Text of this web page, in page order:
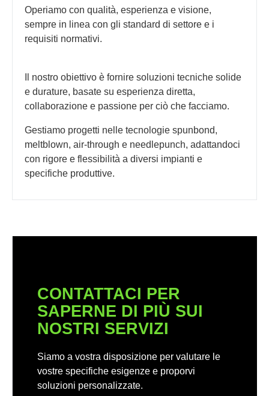
Operiamo con qualità, esperienza e visione,
sempre in linea con gli standard di settore e i
requisiti normativi.
Il nostro obiettivo è fornire soluzioni tecniche solide
e durature, basate su esperienza diretta,
collaborazione e passione per ciò che facciamo.
Gestiamo progetti nelle tecnologie spunbond,
meltblown, air-through e needlepunch, adattandoci
con rigore e flessibilità a diversi impianti e
specifiche produttive.
CONTATTACI PER
SAPERNE DI PIÙ SUI
NOSTRI SERVIZI
Siamo a vostra disposizione per valutare le
vostre specifiche esigenze e proporvi
soluzioni personalizzate.